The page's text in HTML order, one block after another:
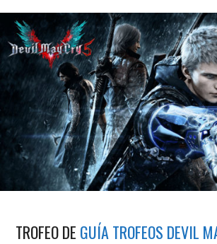
TROFEO DE GUÍA TROFEOS DEVIL